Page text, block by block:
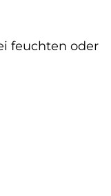
feuchten oder